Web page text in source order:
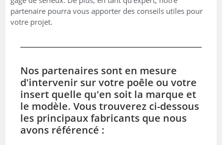
partenaire pourra vous apporter des conseils utiles pour
votre projet.
Nos partenaires sont en mesure
d'intervenir sur votre poêle ou votre
insert quelle qu'en soit la marque et
le modèle. Vous trouverez ci-dessous
les principaux fabricants que nous
avons référencé :